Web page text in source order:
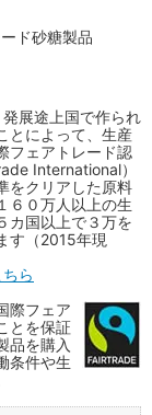
ド砂糖製品
展途上国で作られ
とによって、生産
フェアトレード認
International）
をクリアした原料
６０万人以上の生
カ国以上で３万を
す（2015年現
ら
際フェア
とを保証
品を購入
条件や生